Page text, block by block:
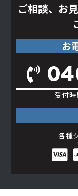
ご相談、お
お
受付
各種